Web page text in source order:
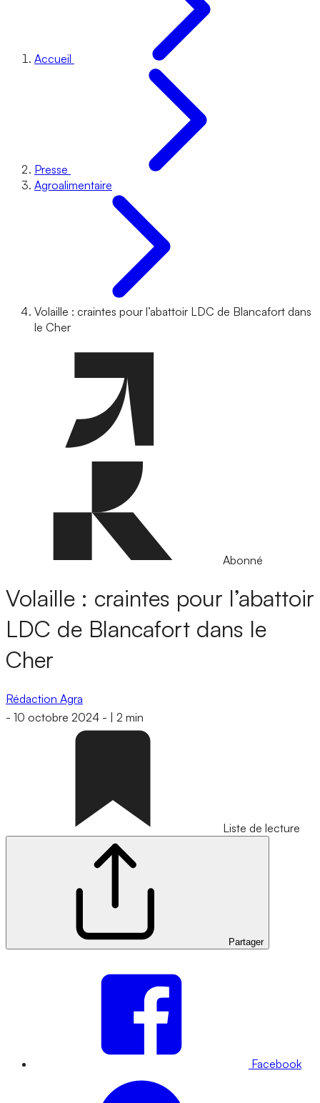
Accueil
Presse
Agroalimentaire
Volaille : craintes pour l’abattoir LDC de Blancafort dans
le Cher
Abonné
Volaille : craintes pour l’abattoir
LDC de Blancafort dans le
Cher
Rédaction Agra
- 10 octobre 2024 - 2 min
Liste de lecture
Partager
Facebook